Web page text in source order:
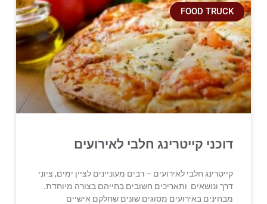
FOOD TRUCK
דוכני קייטרינג חלבי לאירועים
קייטרינג חלבי לאירועים – רבים מעוניינים לציין ימים, ציוני
דרך ונושאים ותאריכים חשובים בחייהם בצורה מיוחדת.
מבחינים באירועים מסוגים שונים שחלקם אישיים